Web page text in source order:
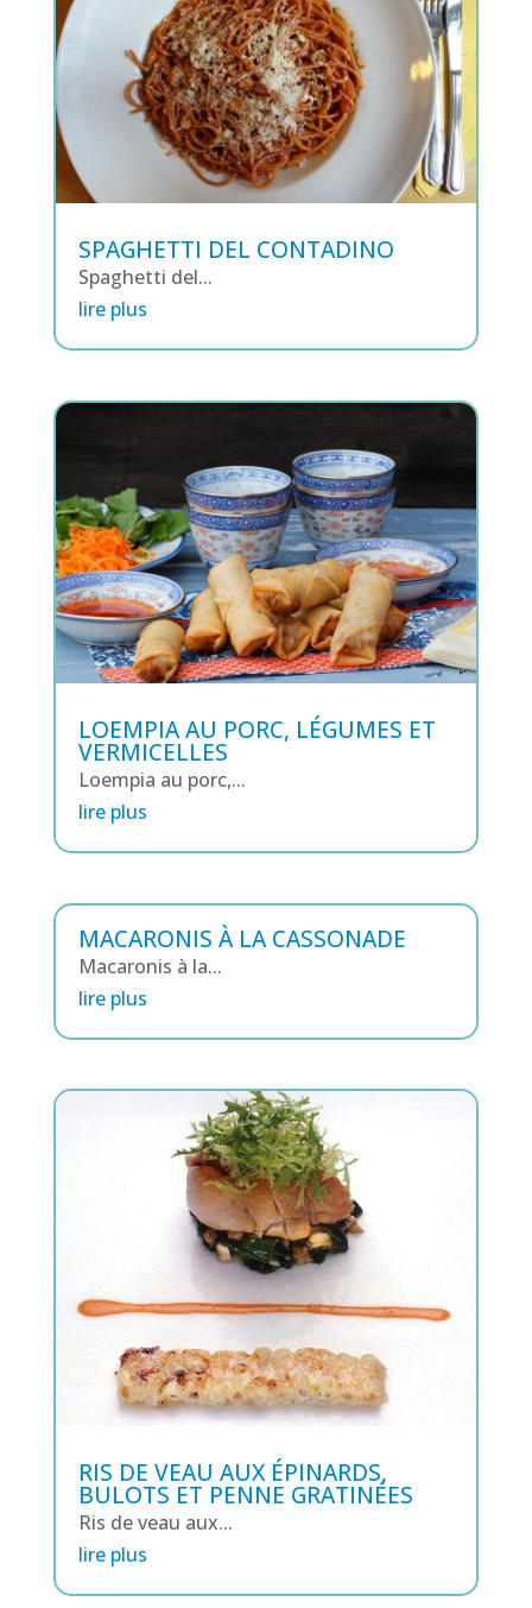
SPAGHETTI DEL CONTADINO
Spaghetti del...
lire plus
LOEMPIA AU PORC, LÉGUMES ET
VERMICELLES
Loempia au porc,...
lire plus
MACARONIS À LA CASSONADE
Macaronis à la...
lire plus
RIS DE VEAU AUX ÉPINARDS,
BULOTS ET PENNE GRATINÉES
Ris de veau aux...
lire plus